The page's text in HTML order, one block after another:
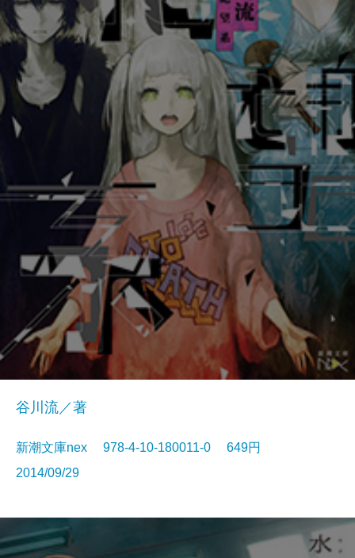
谷川流／著
新潮文庫nex 978-4-10-180011-0 649円
2014/09/29